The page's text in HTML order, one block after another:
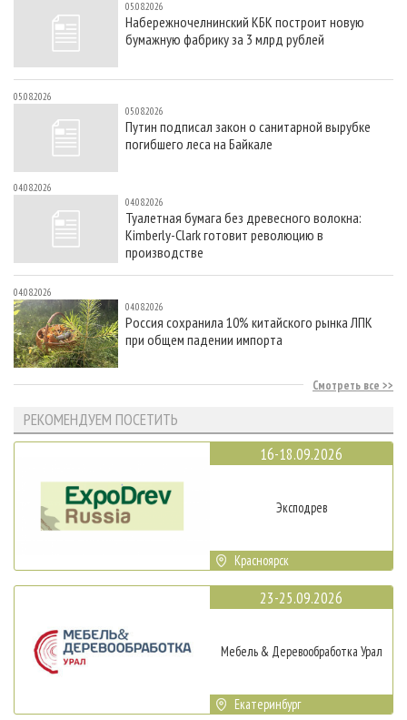
05.08.2026
Набережночелнинский КБК построит новую
бумажную фабрику за 3 млрд рублей
05.08.2026
05.08.2026
Путин подписал закон о санитарной вырубке
погибшего леса на Байкале
04.08.2026
04.08.2026
Туалетная бумага без древесного волокна:
Kimberly-Clark готовит революцию в
производстве
04.08.2026
04.08.2026
Россия сохранила 10% китайского рынка ЛПК
при общем падении импорта
Смотреть все
РЕКОМЕНДУЕМ ПОСЕТИТЬ
16-18.09.2026
Эксподрев
Красноярск
23-25.09.2026
Мебель & Деревообработка Урал
Екатеринбург